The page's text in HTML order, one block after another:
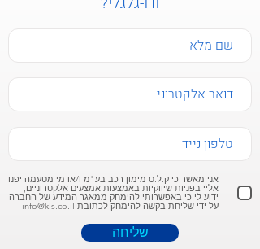
אני מאשר כי ק.ל.ס מימון רכב בע"מ ו/או מי מטעמה יפנו
אליי בפניות שיווקיות באמצעות אמצעים אלקטרוניים,
ידוע לי כי באפשרותי להימחק ממאגר המידע של החברה
על ידי שליחת בקשה להימחק לכתובת info@kls.co.il
שליחה